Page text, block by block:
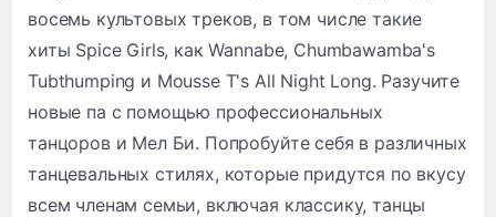
восемь культовых треков, в том числе такие
хиты Spice Girls, как Wannabe, Chumbawamba's
Tubthumping и Mousse T's All Night Long. Разучите
новые па с помощью профессиональных
танцоров и Мел Би. Попробуйте себя в различных
танцевальных стилях, которые придутся по вкусу
всем членам семьи, включая классику, танцы